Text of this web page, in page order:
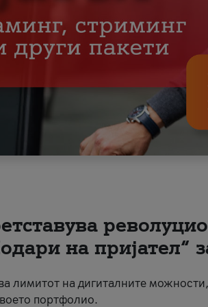
на пријател“
лимитот на дигиталните
портфолио.